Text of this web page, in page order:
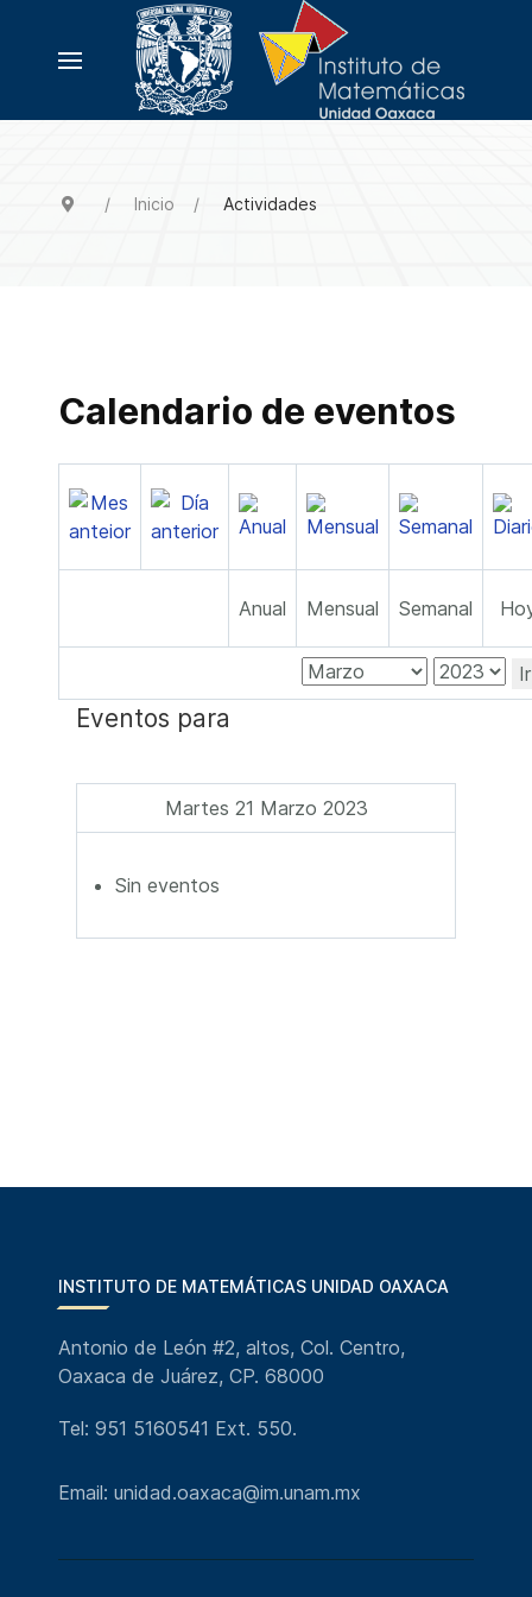
Inicio Actividades
Calendario de eventos
Anual Mensual Semanal
Eventos para
Martes 21 Marzo 2023
Sin eventos
INSTITUTO DE MATEMÁTICAS UNIDAD OAXACA
Antonio de León #2, altos, Col. Centro,
Oaxaca de Juárez, CP. 68000
Tel: 951 5160541 Ext. 550.
Email: unidad.oaxaca@im.unam.mx